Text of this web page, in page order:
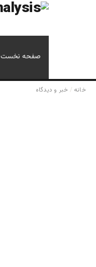
صفحه نخست
خانه / خبر و دیدگاه